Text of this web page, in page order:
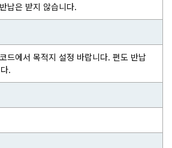
납은 받지 않습니다.
드에서 목적지 설정 바랍니다. 편도 반납
.